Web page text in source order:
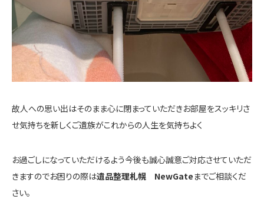
故人への思い出はそのまま心に閉まっていただきお部屋をスッキリさ
せ気持ちを新しくご遺族がこれからの人生を気持ちよく
お過ごしになっていただけるよう今後も誠心誠意ご対応させていただ
きますのでお困りの際は遺品整理札幌 NewGateまでご相談くだ
さい。